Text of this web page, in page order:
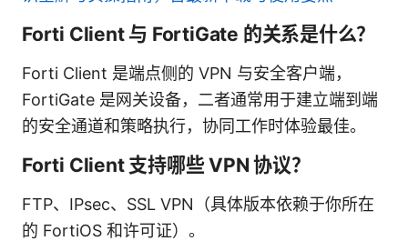
Forti Client 与 FortiGate 的关系是什么？
Forti Client 是端点侧的 VPN 与安全客户端，
FortiGate 是网关设备，二者通常用于建立端到端
的安全通道和策略执行，协同工作时体验最佳。
Forti Client 支持哪些 VPN 协议？
FTP、IPsec、SSL VPN（具体版本依赖于你所在
的 FortiOS 和许可证）。